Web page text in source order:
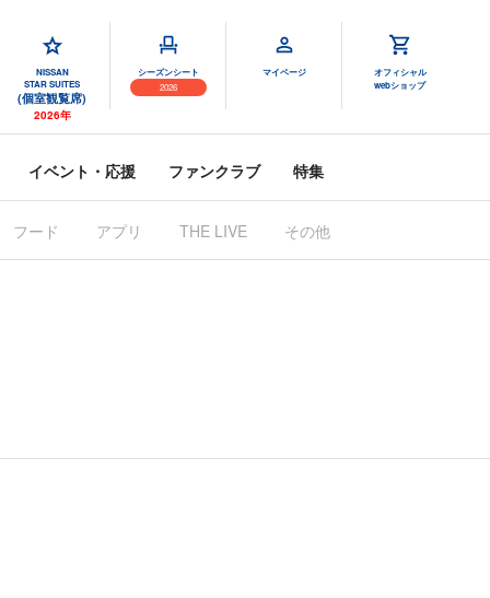
NISSAN
STAR SUITES
(個室観覧席)
2026年
シーズンシート
2026
マイページ
オフィシャル
webショップ
イベント・応援 ファンクラブ 特集
フード アプリ THE LIVE その他